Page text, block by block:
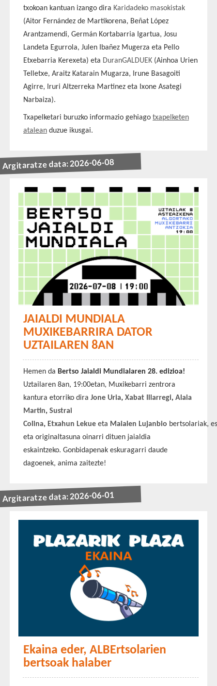
txokoan kantuan izango dira Karidadeko masokistak
(Aitor Fernández de Martikorena, Beñat López
Arantzamendi, Germán Kortabarria Igartua, Josu
Landeta Egurrola, Julen Ibañez Mugerza eta Pello
Etxebarria Kerexeta) eta DuranGALDUEK (Ainhoa Urien
Telletxe, Araitz Katarain Mugarza, Irune Basagoiti
Agirre, Iruri Altzerreka Martinez eta Ixone Asategi
Narbaiza).
Txapelketari buruzko informazio gehiago txapelketen
atalean duzue ikusgai.
Argitaratze data: 2026-06-08
JAIALDI MUNDIALA
MUXIKEBARRIRA DATOR
UZTAILAREN 8AN
Hemen da Bertso Jaialdi Mundialaren 28. edizioa!
Uztailaren 8an, 19:00etan, Muxikebarri zentrora
kantura etorriko dira Jone Uria, Xabat Illarregi, Alaia
Martin, Sustrai
Colina, Etxahun Lekue eta Maialen Lujanbio bertsolariak,
eta originaltasuna oinarri dituen jaialdia
eskaintzeko. Gonbidapenak eskuragarri daude
dagoenek, anima zaitezte!
Argitaratze data: 2026-06-01
Ekaina eder, ALBErtsolarien
bertsoak halaber